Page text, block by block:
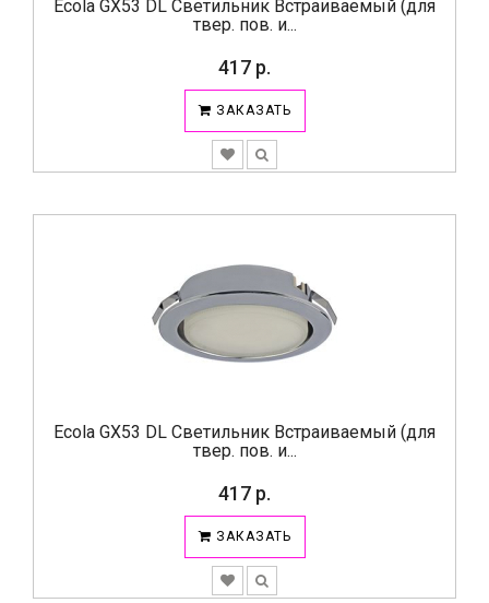
Ecola GX53 DL Светильник Встраиваемый (для
твер. пов. и...
417 р.
ЗАКАЗАТЬ
Ecola GX53 DL Светильник Встраиваемый (для
твер. пов. и...
417 р.
ЗАКАЗАТЬ